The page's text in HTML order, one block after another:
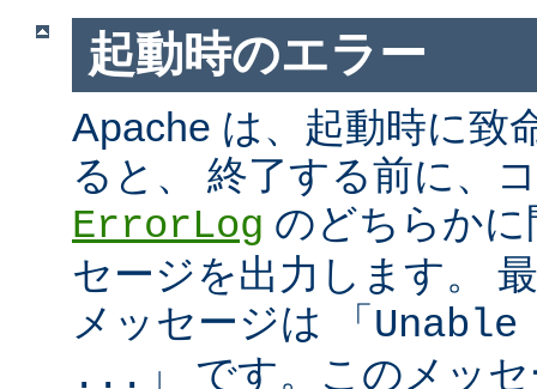
起動時のエラー
Apache は、起動時に致
ると、 終了する前に、
ErrorLog のどちらか
セージを出力します。
メッセージは 「
... 」 です。このメッ